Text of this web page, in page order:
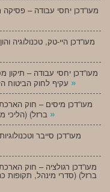
מעו”דכן יחסי עבודה –
מעו”דכן היי-טק, טכנולוגיה
»
מעו”דכן מיסים – חוק
»
מעו”דכן סייבר
מעו”דכן רגולציה – חוק
ברזל) (סדרי מינהל, תקופות כהונה